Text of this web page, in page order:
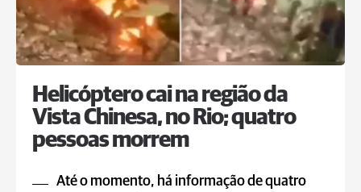
Helicóptero cai na região da
Vista Chinesa, no Rio; quatro
pessoas morrem
Até o momento, há informação de quatro